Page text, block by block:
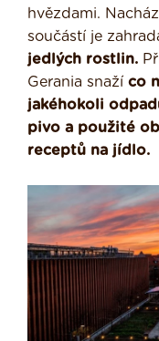
hvězdami.
součástí je
jedlých rostlin.
Gerania snaží co
jakéhokoli
pivo a použité
receptů na jídlo.